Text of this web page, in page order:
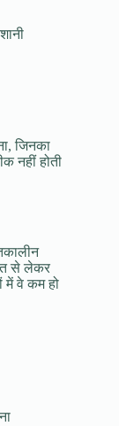
जिनका
नहीं होती
से लेकर
में वे कम हो